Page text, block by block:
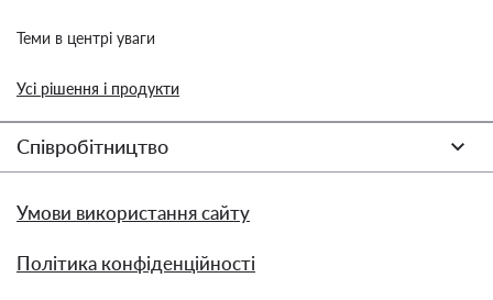
Теми в центрі уваги
Усі рішення і продукти
Співробітництво
Умови використання сайту
Політика конфіденційності